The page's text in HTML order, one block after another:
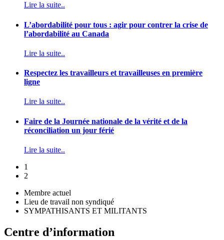
Lire la suite..
L’abordabilité pour tous : agir pour contrer la crise de
l’abordabilité au Canada
Lire la suite..
Respectez les travailleurs et travailleuses en première
ligne
Lire la suite..
Faire de la Journée nationale de la vérité et de la
réconciliation un jour férié
Lire la suite..
1
2
Membre actuel
Lieu de travail non syndiqué
SYMPATHISANTS ET MILITANTS
Centre d’information